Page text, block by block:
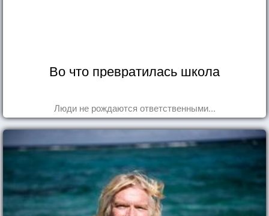
Во что превратилась школа
Люди не рождаются ответственными...